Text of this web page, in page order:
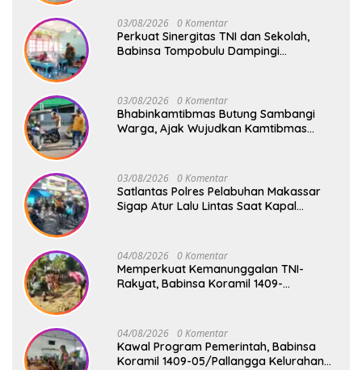
03/08/2026 0 Komentar
Perkuat Sinergitas TNI dan Sekolah,
Babinsa Tompobulu Dampingi
03/08/2026 0 Komentar
Bhabinkamtibmas Butung Sambangi
Warga, Ajak Wujudkan Kamtibmas
03/08/2026 0 Komentar
Satlantas Polres Pelabuhan Makassar
Sigap Atur Lalu Lintas Saat Kapal
04/08/2026 0 Komentar
Memperkuat Kemanunggalan TNI-
Rakyat, Babinsa Koramil 1409-
04/08/2026 0 Komentar
Kawal Program Pemerintah, Babinsa
Koramil 1409-05/Pallangga Kelurahan